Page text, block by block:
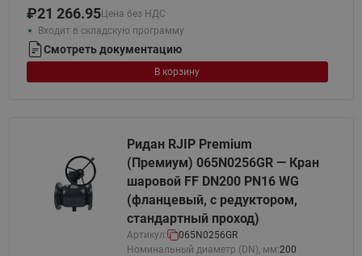
₽21 266.95Цена без НДС
Входит в складскую программу
Смотреть документацию
В корзину
Ридан RJIP Premium
(Премиум) 065N0256GR — Кран
шаровой FF DN200 PN16 WG
(фланцевый, с редуктором,
стандартный проход)
Артикул:
065N0256GR
Номинальный диаметр (DN), мм:200